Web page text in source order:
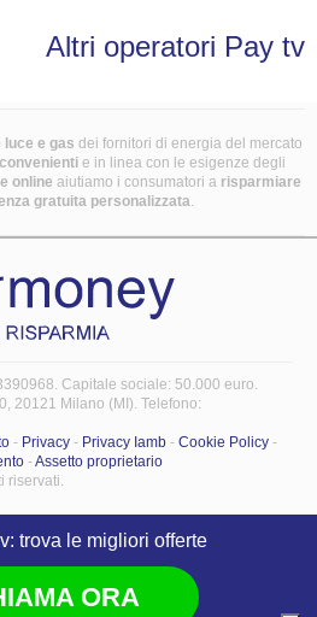
Altri operatori Pay tv
e gas dei fornitori di energia del mercato
e in linea con le esigenze degli
online aiutiamo i consumatori a risparmiare
gratuita personalizzata.
Capitale sociale: 50.000 euro.
20121 Milano (MI). Telefono:
- Privacy - Privacy Iamb - Cookie Policy -
-Assetto proprietario
riservati.
trova le migliori offerte
ORA